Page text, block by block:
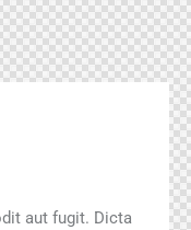
aut fugit. Dicta